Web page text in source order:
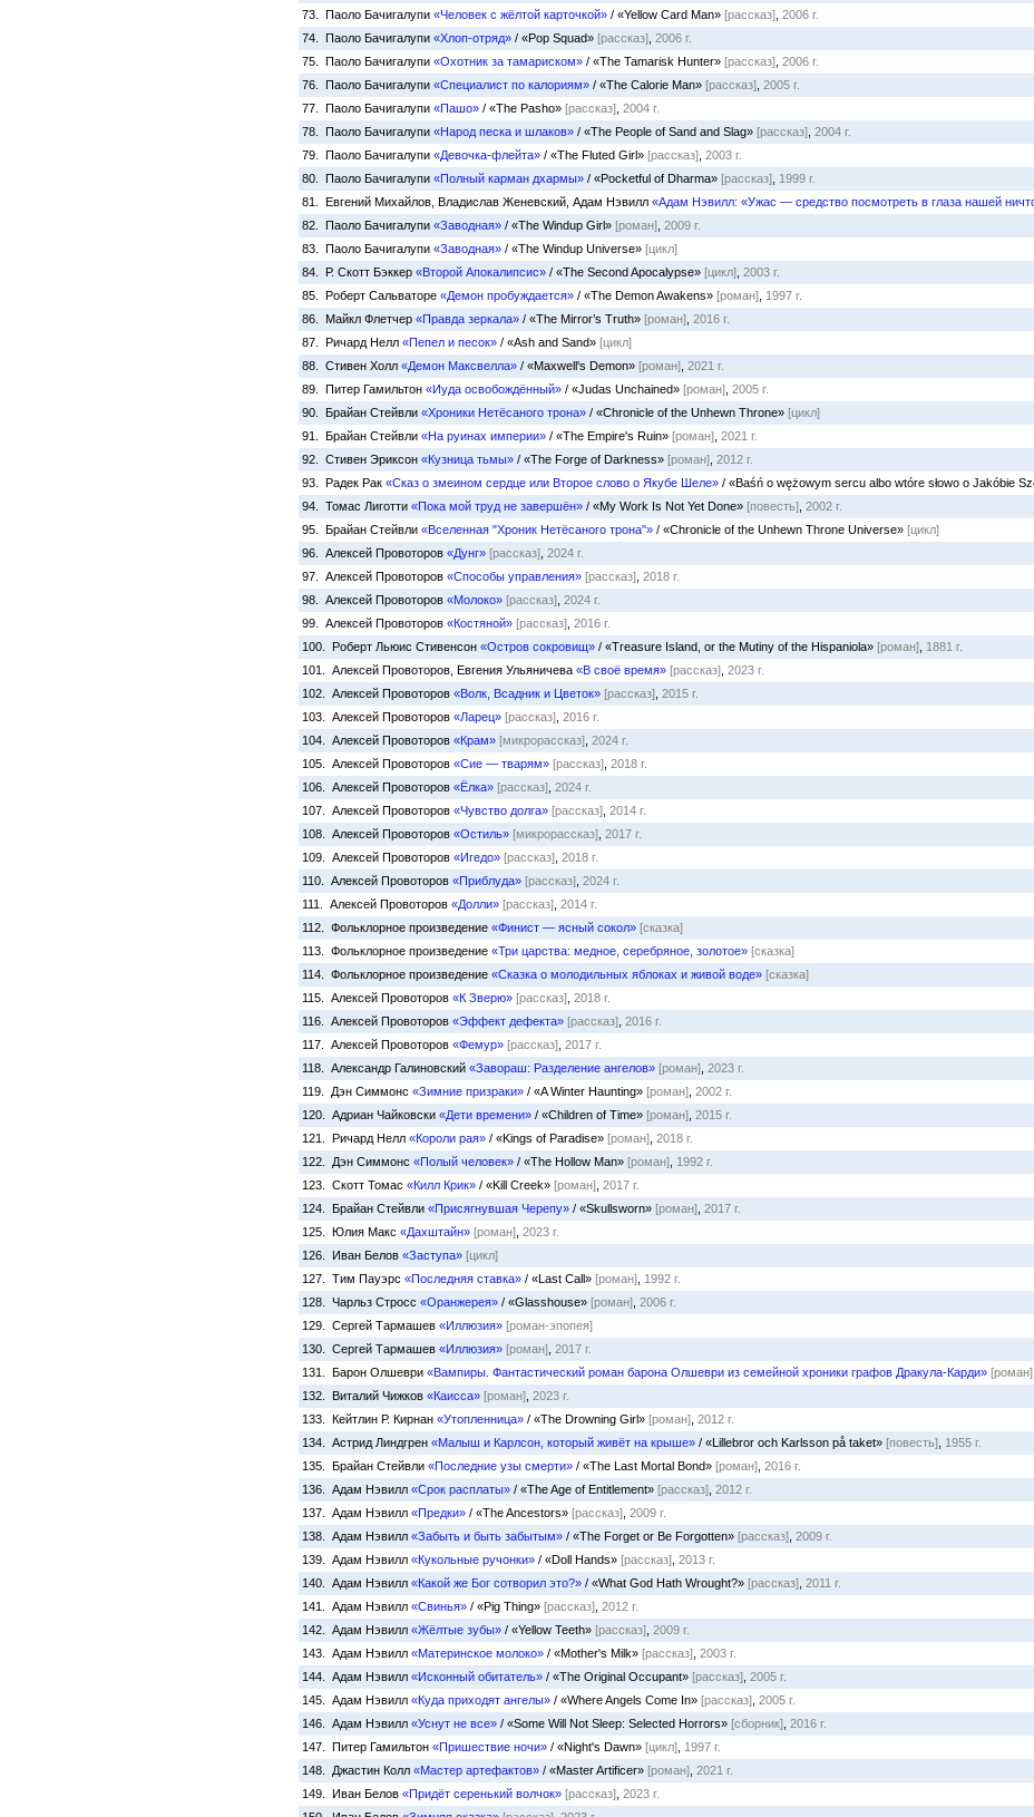
73. Паоло Бачигалупи «Человек с жёлтой карточкой» / «Yellow Card Man» [рассказ] 2006 г.
74. Паоло Бачигалупи «Хлоп-отряд» / «Pop Squad» [рассказ] 2006 г.
75. Паоло Бачигалупи «Охотник за тамариском» / «The Tamarisk Hunter» [рассказ] 2006 г.
76. Паоло Бачигалупи «Специалист по калориям» / «The Calorie Man» [рассказ] 2005 г.
77. Паоло Бачигалупи «Пашо» / «The Pasho» [рассказ] 2004 г.
78. Паоло Бачигалупи «Народ песка и шлаков» / «The People of Sand and Slag» [рассказ] 2004 г.
79. Паоло Бачигалупи «Девочка-флейта» / «The Fluted Girl» [рассказ] 2003 г.
80. Паоло Бачигалупи «Полный карман дхармы» / «Pocketful of Dharma» [рассказ] 1999 г.
81. Евгений Михайлов, Владислав Женевский, Адам Нэвилл «Адам Нэвилл: «Ужас — средство посмотреть в глаза нашей
82. Паоло Бачигалупи «Заводная» / «The Windup Girl» [роман] 2009 г.
83. Паоло Бачигалупи «Заводная» / «The Windup Universe» [цикл]
84. Р. Скотт Бэккер «Второй Апокалипсис» / «The Second Apocalypse» [цикл] 2003 г.
85. Роберт Сальваторе «Демон пробуждается» / «The Demon Awakens» [роман] 1997 г.
86. Майкл Флетчер «Правда зеркала» / «The Mirror’s Truth» [роман] 2016 г.
87. Ричард Нелл «Пепел и песок» / «Ash and Sand» [цикл]
88. Стивен Холл «Демон Максвелла» / «Maxwell's Demon» [роман] 2021 г.
89. Питер Гамильтон «Иуда освобождённый» / «Judas Unchained» [роман] 2005 г.
90. Брайан Стейвли «Хроники Нетёсаного трона» / «Chronicle of the Unhewn Throne» [цикл]
91. Брайан Стейвли «На руинах империи» / «The Empire's Ruin» [роман] 2021 г.
92. Стивен Эриксон «Кузница тьмы» / «The Forge of Darkness» [роман] 2012 г.
93. Радек Рак «Сказ о змеином сердце или Второе слово о Якубе Шеле» / «Baśń o wężowym sercu albo wtóre słowo o Jakóbie
94. Томас Лиготти «Пока мой труд не завершён» / «My Work Is Not Yet Done» [повесть] 2002 г.
95. Брайан Стейвли «Вселенная "Хроник Нетёсаного трона"» / «Chronicle of the Unhewn Throne Universe» [цикл]
96. Алексей Провоторов «Дунг» [рассказ] 2024 г.
97. Алексей Провоторов «Способы управления» [рассказ] 2018 г.
98. Алексей Провоторов «Молоко» [рассказ] 2024 г.
99. Алексей Провоторов «Костяной» [рассказ] 2016 г.
100. Роберт Льюис Стивенсон «Остров сокровищ» / «Treasure Island, or the Mutiny of the Hispaniola» [роман] 1881 г.
101. Алексей Провоторов, Евгения Ульяничева «В своё время» [рассказ] 2023 г.
102. Алексей Провоторов «Волк, Всадник и Цветок» [рассказ] 2015 г.
103. Алексей Провоторов «Ларец» [рассказ] 2016 г.
104. Алексей Провоторов «Крам» [микрорассказ] 2024 г.
105. Алексей Провоторов «Сие — тварям» [рассказ] 2018 г.
106. Алексей Провоторов «Ёлка» [рассказ] 2024 г.
107. Алексей Провоторов «Чувство долга» [рассказ] 2014 г.
108. Алексей Провоторов «Остиль» [микрорассказ] 2017 г.
109. Алексей Провоторов «Игедо» [рассказ] 2018 г.
110. Алексей Провоторов «Приблуда» [рассказ] 2024 г.
111. Алексей Провоторов «Долли» [рассказ] 2014 г.
112. Фольклорное произведение «Финист — ясный сокол» [сказка]
113. Фольклорное произведение «Три царства: медное, серебряное, золотое» [сказка]
114. Фольклорное произведение «Сказка о молодильных яблоках и живой воде» [сказка]
115. Алексей Провоторов «К Зверю» [рассказ] 2018 г.
116. Алексей Провоторов «Эффект дефекта» [рассказ] 2016 г.
117. Алексей Провоторов «Фемур» [рассказ] 2017 г.
118. Александр Галиновский «Завораш: Разделение ангелов» [роман] 2023 г.
119. Дэн Симмонс «Зимние призраки» / «A Winter Haunting» [роман] 2002 г.
120. Адриан Чайковски «Дети времени» / «Children of Time» [роман] 2015 г.
121. Ричард Нелл «Короли рая» / «Kings of Paradise» [роман] 2018 г.
122. Дэн Симмонс «Полый человек» / «The Hollow Man» [роман] 1992 г.
123. Скотт Томас «Килл Крик» / «Kill Creek» [роман] 2017 г.
124. Брайан Стейвли «Присягнувшая Черепу» / «Skullsworn» [роман] 2017 г.
125. Юлия Макс «Дахштайн» [роман] 2023 г.
126. Иван Белов «Заступа» [цикл]
127. Тим Пауэрс «Последняя ставка» / «Last Call» [роман] 1992 г.
128. Чарльз Стросс «Оранжерея» / «Glasshouse» [роман] 2006 г.
129. Сергей Тармашев «Иллюзия» [роман-эпопея]
130. Сергей Тармашев «Иллюзия» [роман] 2017 г.
131. Барон Олшеври «Вампиры. Фантастический роман барона Олшеври из семейной хроники графов Дракула-Карди» [роман]
132. Виталий Чижков «Каисса» [роман] 2023 г.
133. Кейтлин Р. Кирнан «Утопленница» / «The Drowning Girl» [роман] 2012 г.
134. Астрид Линдгрен «Малыш и Карлсон, который живёт на крыше» / «Lillebror och Karlsson på taket» [повесть] 1955 г.
135. Брайан Стейвли «Последние узы смерти» / «The Last Mortal Bond» [роман] 2016 г.
136. Адам Нэвилл «Срок расплаты» / «The Age of Entitlement» [рассказ] 2012 г.
137. Адам Нэвилл «Предки» / «The Ancestors» [рассказ] 2009 г.
138. Адам Нэвилл «Забыть и быть забытым» / «The Forget or Be Forgotten» [рассказ] 2009 г.
139. Адам Нэвилл «Кукольные ручонки» / «Doll Hands» [рассказ] 2013 г.
140. Адам Нэвилл «Какой же Бог сотворил это?» / «What God Hath Wrought?» [рассказ] 2011 г.
141. Адам Нэвилл «Свинья» / «Pig Thing» [рассказ] 2012 г.
142. Адам Нэвилл «Жёлтые зубы» / «Yellow Teeth» [рассказ] 2009 г.
143. Адам Нэвилл «Материнское молоко» / «Mother's Milk» [рассказ] 2003 г.
144. Адам Нэвилл «Исконный обитатель» / «The Original Occupant» [рассказ] 2005 г.
145. Адам Нэвилл «Куда приходят ангелы» / «Where Angels Come In» [рассказ] 2005 г.
146. Адам Нэвилл «Уснут не все» / «Some Will Not Sleep: Selected Horrors» [сборник] 2016 г.
147. Питер Гамильтон «Пришествие ночи» / «Night's Dawn» [цикл] 1997 г.
148. Джастин Колл «Мастер артефактов» / «Master Artificer» [роман] 2021 г.
149. Иван Белов «Придёт серенький волчок» [рассказ] 2023 г.